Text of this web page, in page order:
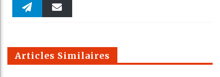
Faceboo Twitter
m
Articles Similaires